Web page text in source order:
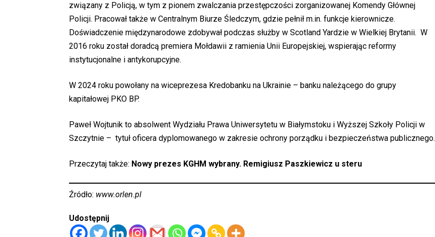
związany z Policją, w tym z pionem zwalczania przestępczości zorganizowanej Komendy Głównej
Policji. Pracował także w Centralnym Biurze Śledczym, gdzie pełnił m.in. funkcje kierownicze.
Doświadczenie międzynarodowe zdobywał podczas służby w Scotland Yardzie w Wielkiej Brytanii. W
2016 roku został doradcą premiera Mołdawii z ramienia Unii Europejskiej, wspierając reformy
instytucjonalne i antykorupcyjne.
W 2024 roku powołany na wiceprezesa Kredobanku na Ukrainie – banku należącego do grupy
kapitałowej PKO BP.
Paweł Wojtunik to absolwent Wydziału Prawa Uniwersytetu w Białymstoku i Wyższej Szkoły Policji w
Szczytnie – tytuł oficera dyplomowanego w zakresie ochrony porządku i bezpieczeństwa publicznego.
Przeczytaj także: Nowy prezes KGHM wybrany. Remigiusz Paszkiewicz u steru
Źródło: www.orlen.pl
Udostępnij